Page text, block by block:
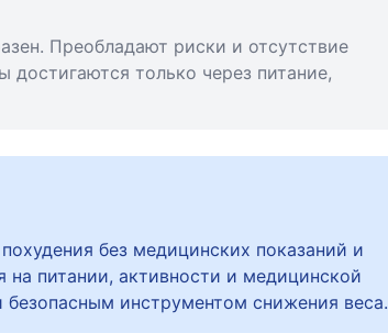
Преобладают риски и отсутствие
только через питание,
без медицинских показаний и
питании, активности и медицинской
инструментом снижения веса.